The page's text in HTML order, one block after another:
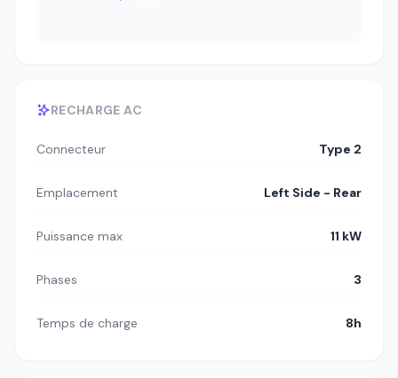
RECHARGE AC
Connecteur Type 2
Emplacement Left Side - Rear
Puissance max 11 kW
Phases 3
Temps de charge 8h